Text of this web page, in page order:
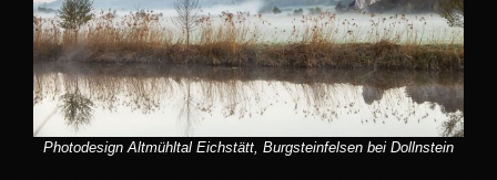
Photodesign Altmühltal Eichstätt, Burgsteinfelsen bei Dollnstein